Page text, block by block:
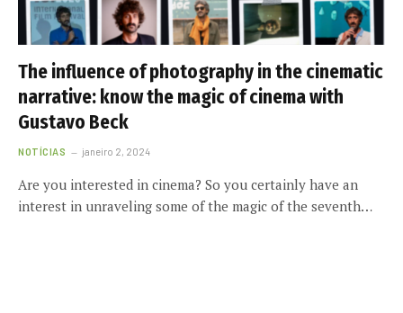
The influence of photography in the cinematic
narrative: know the magic of cinema with
Gustavo Beck
NOTÍCIAS janeiro 2, 2024
Are you interested in cinema? So you certainly have an
interest in unraveling some of the magic of the seventh…